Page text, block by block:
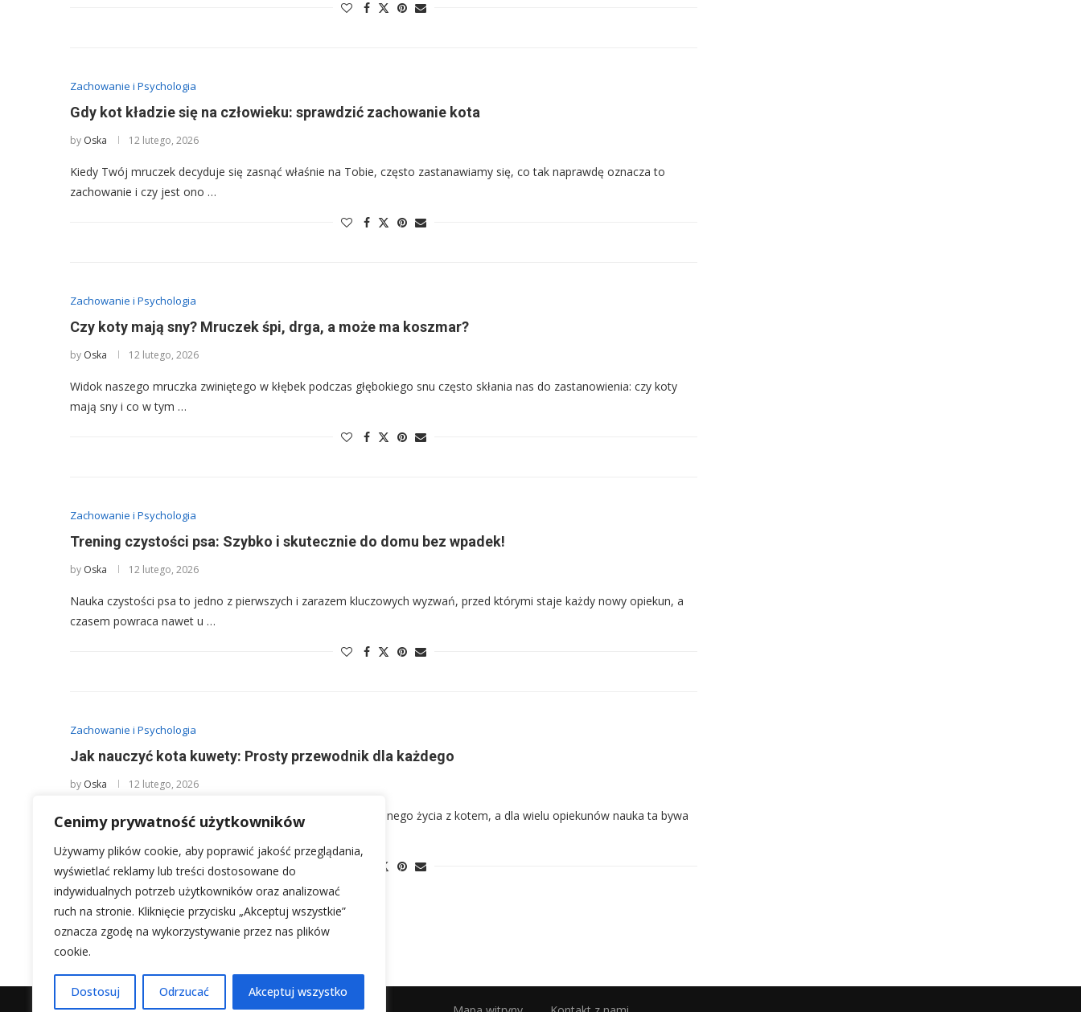
Cenimy prywatność użytkowników
Używamy plików cookie, aby poprawić jakość przeglądania,
wyświetlać reklamy lub treści dostosowane do
indywidualnych potrzeb użytkowników oraz analizować
ruch na stronie. Kliknięcie przycisku „Akceptuj wszystkie”
oznacza zgodę na wykorzystywanie przez nas plików
cookie.
Dostosuj Odrzucać Akceptuj wszystko
Zachowanie i Psychologia
Gdy kot kładzie się na człowieku: sprawdzić zachowanie kota
by Oska 12 lutego, 2026
Kiedy Twój mruczek decyduje się zasnąć właśnie na Tobie, często zastanawiamy się, co tak naprawdę oznacza to
zachowanie i czy jest ono …
Zachowanie i Psychologia
Czy koty mają sny? Mruczek śpi, drga, a może ma koszmar?
by Oska 12 lutego, 2026
Widok naszego mruczka zwiniętego w kłębek podczas głębokiego snu często skłania nas do zastanowienia: czy koty
mają sny i co w tym …
Zachowanie i Psychologia
Trening czystości psa: Szybko i skutecznie do domu bez wpadek!
by Oska 12 lutego, 2026
Nauka czystości psa to jedno z pierwszych i zarazem kluczowych wyzwań, przed którymi staje każdy nowy opiekun, a
czasem powraca nawet u …
Zachowanie i Psychologia
Jak nauczyć kota kuwety: Prosty przewodnik dla każdego
by Oska 12 lutego, 2026
Bezproblemowe korzystanie z kuwety to podstawa harmonijnego życia z kotem, a dla wielu opiekunów nauka ta bywa
wyzwaniem, które potrafi spędzić sen …
1 2 3 … 5